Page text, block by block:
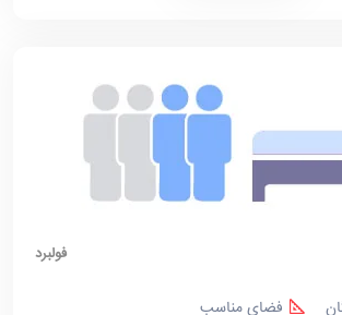
فولبرد
فضای مناسب